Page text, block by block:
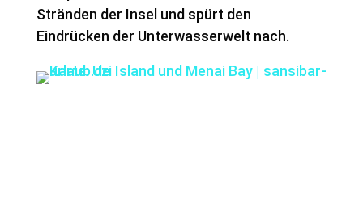
Stränden der Insel und spürt den
Eindrücken der Unterwasserwelt nach.